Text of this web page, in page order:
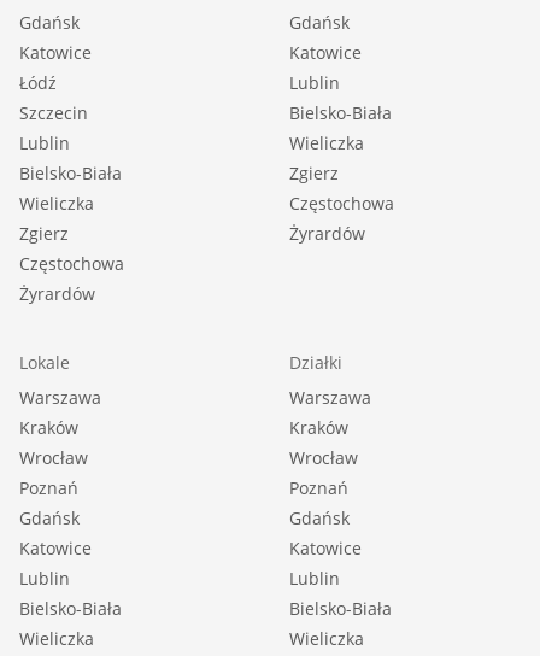
Gdańsk
Katowice
Łódź
Szczecin
Lublin
Bielsko-Biała
Wieliczka
Zgierz
Częstochowa
Żyrardów
Gdańsk
Katowice
Lublin
Bielsko-Biała
Wieliczka
Zgierz
Częstochowa
Żyrardów
Lokale
Warszawa
Kraków
Wrocław
Poznań
Gdańsk
Katowice
Lublin
Bielsko-Biała
Wieliczka
Działki
Warszawa
Kraków
Wrocław
Poznań
Gdańsk
Katowice
Lublin
Bielsko-Biała
Wieliczka